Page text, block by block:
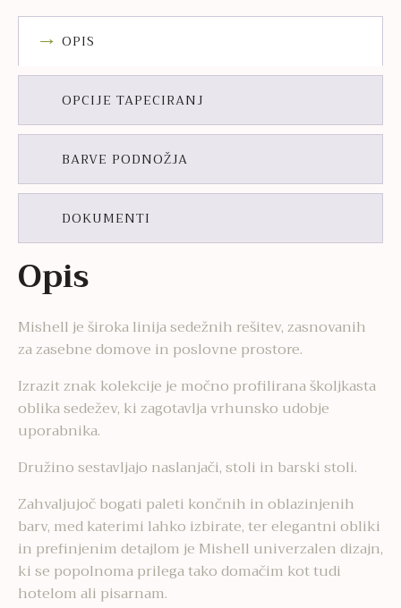
OPIS
OPCIJE TAPECIRANJ
BARVE PODNOŽJA
DOKUMENTI
Opis
Mishell je široka linija sedežnih rešitev, zasnovanih
za zasebne domove in poslovne prostore.
Izrazit znak kolekcije je močno profilirana školjkasta
oblika sedežev, ki zagotavlja vrhunsko udobje
uporabnika.
Družino sestavljajo naslanjači, stoli in barski stoli.
Zahvaljujoč bogati paleti končnih in oblazinjenih
barv, med katerimi lahko izbirate, ter elegantni obliki
in prefinjenim detajlom je Mishell univerzalen dizajn,
ki se popolnoma prilega tako domačim kot tudi
hotelom ali pisarnam.